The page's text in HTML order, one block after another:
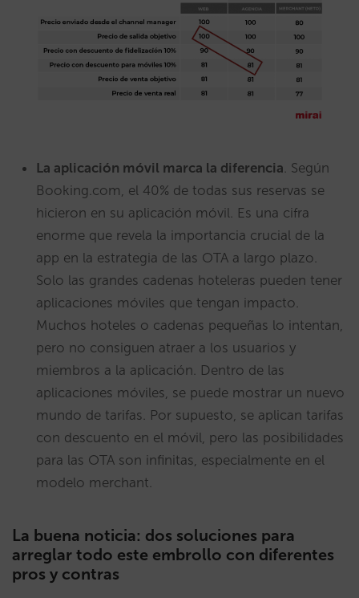
La aplicación móvil marca la diferencia . Según
Booking.com, el 40% de todas sus reservas se
hicieron en su aplicación móvil. Es una cifra
enorme que revela la importancia crucial de la
app en la estrategia de las OTA a largo plazo.
Solo las grandes cadenas hoteleras pueden tener
aplicaciones móviles que tengan impacto.
Muchos hoteles o cadenas pequeñas lo intentan,
pero no consiguen atraer a los usuarios y
miembros a la aplicación. Dentro de las
aplicaciones móviles, se puede mostrar un nuevo
mundo de tarifas. Por supuesto, se aplican tarifas
con descuento en el móvil, pero las posibilidades
para las OTA son infinitas, especialmente en el
modelo merchant.
La buena noticia: dos soluciones para
arreglar todo este embrollo con diferentes
pros y contras